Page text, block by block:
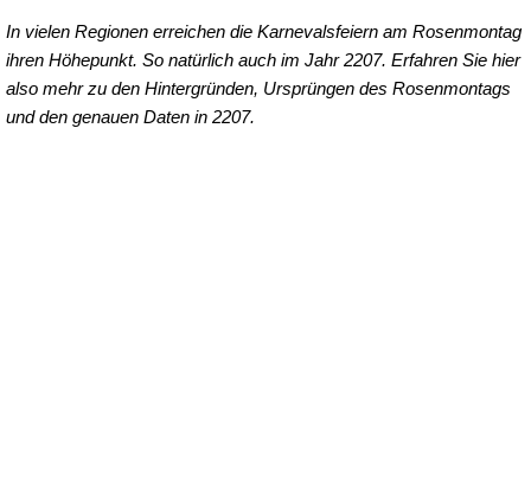
In vielen Regionen erreichen die Karnevalsfeiern am Rosenmontag
ihren Höhepunkt. So natürlich auch im Jahr 2207. Erfahren Sie hier
also mehr zu den Hintergründen, Ursprüngen des Rosenmontags
und den genauen Daten in 2207.